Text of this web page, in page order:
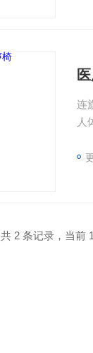
连
人
背
共 2 条记录，当